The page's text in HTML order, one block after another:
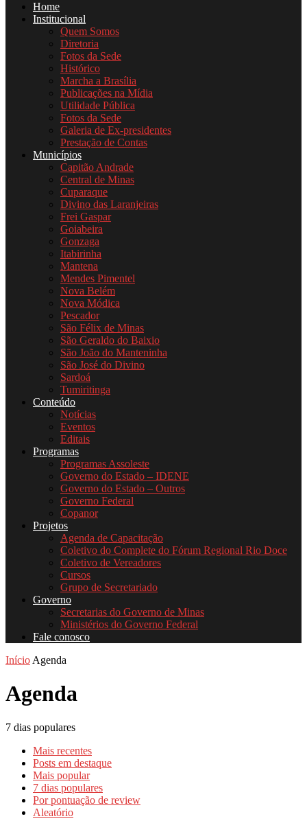
Home
Institucional
Quem Somos
Diretoria
Fotos da Sede
Histórico
Marcha a Brasília
Publicações na Mídia
Utilidade Pública
Fotos da Sede
Galeria de Ex-presidentes
Prestação de Contas
Municípios
Capitão Andrade
Central de Minas
Cuparaque
Divino das Laranjeiras
Frei Gaspar
Goiabeira
Gonzaga
Itabirinha
Mantena
Mendes Pimentel
Nova Belém
Nova Módica
Pescador
São Félix de Minas
São Geraldo do Baixio
São João do Manteninha
São José do Divino
Sardoá
Tumiritinga
Conteúdo
Notícias
Eventos
Editais
Programas
Programas Assoleste
Governo do Estado – IDENE
Governo do Estado – Outros
Governo Federal
Copanor
Projetos
Agenda de Capacitação
Coletivo do Complete do Fórum Regional Rio Doce
Coletivo de Vereadores
Cursos
Grupo de Secretariado
Governo
Secretarias do Governo de Minas
Ministérios do Governo Federal
Fale conosco
Início Agenda
Agenda
7 dias populares
Mais recentes
Posts em destaque
Mais popular
7 dias populares
Por pontuação de review
Aleatório